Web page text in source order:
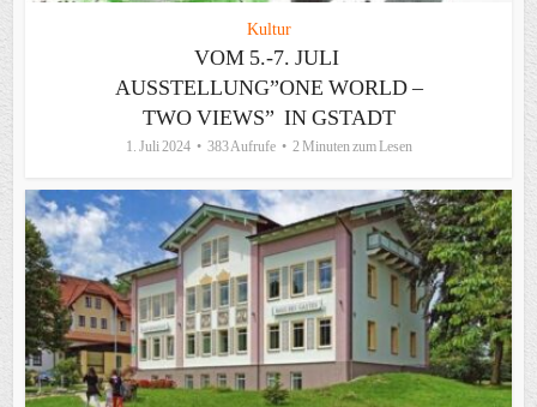
Kultur
VOM 5.-7. JULI
AUSSTELLUNG”ONE WORLD –
TWO VIEWS” IN GSTADT
1. Juli 2024 383 Aufrufe 2 Minuten zum Lesen